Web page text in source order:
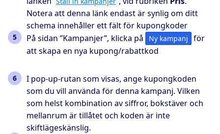
Notera att denna länk endast är synlig om ditt
schema innehåller ett fält för kupongkoder
På sidan ”Kampanjer”, klicka på
Ny kampanj
för
att skapa en nya kupong/rabattkod
I pop-up-rutan som visas, ange kupongkoden
som du vill använda för denna kampanj. Vilken
som helst kombination av siffror, bokstäver och
mellanrum är tillåtet och koden är inte
skiftlägeskänslig.